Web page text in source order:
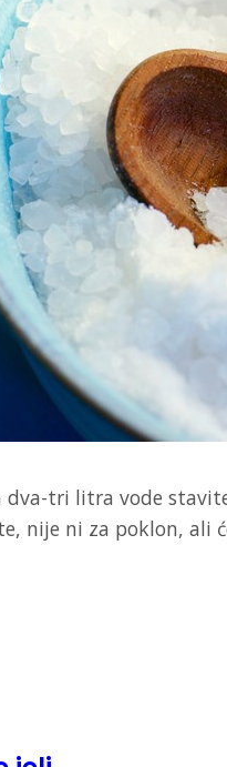
tri litra vode
nije ni za poklon, ali